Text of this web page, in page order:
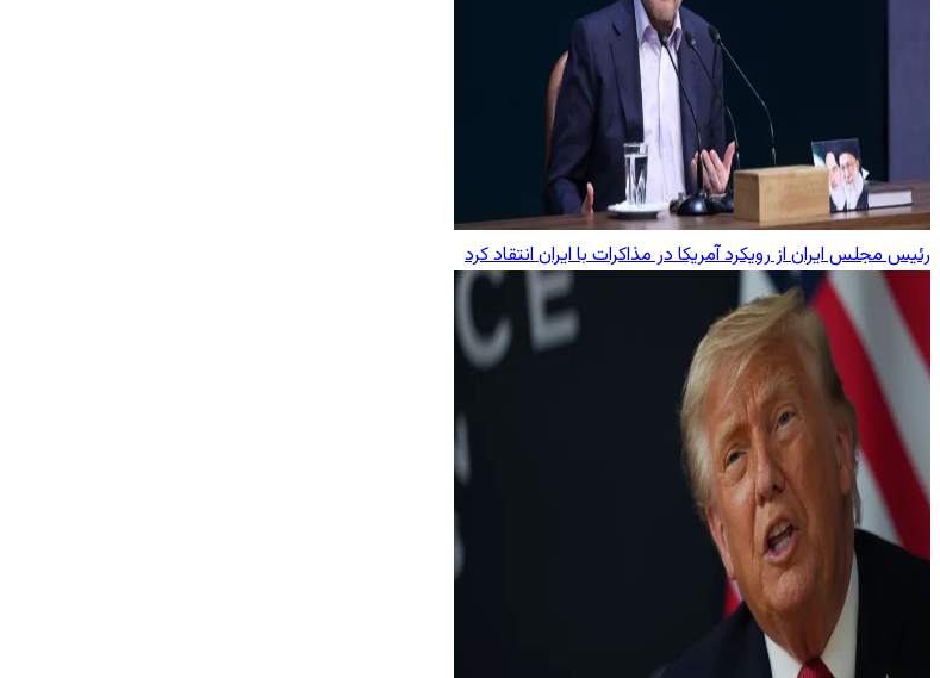
رئیس مجلس ایران از رویکرد آمریکا در مذاکرات با ایران انتقاد کرد